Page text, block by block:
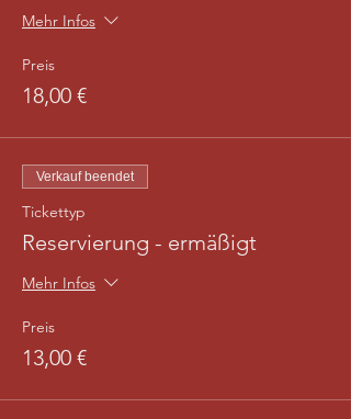
Mehr Infos
Preis
18,00 €
Verkauf beendet
Tickettyp
Reservierung - ermäßigt
Mehr Infos
Preis
13,00 €